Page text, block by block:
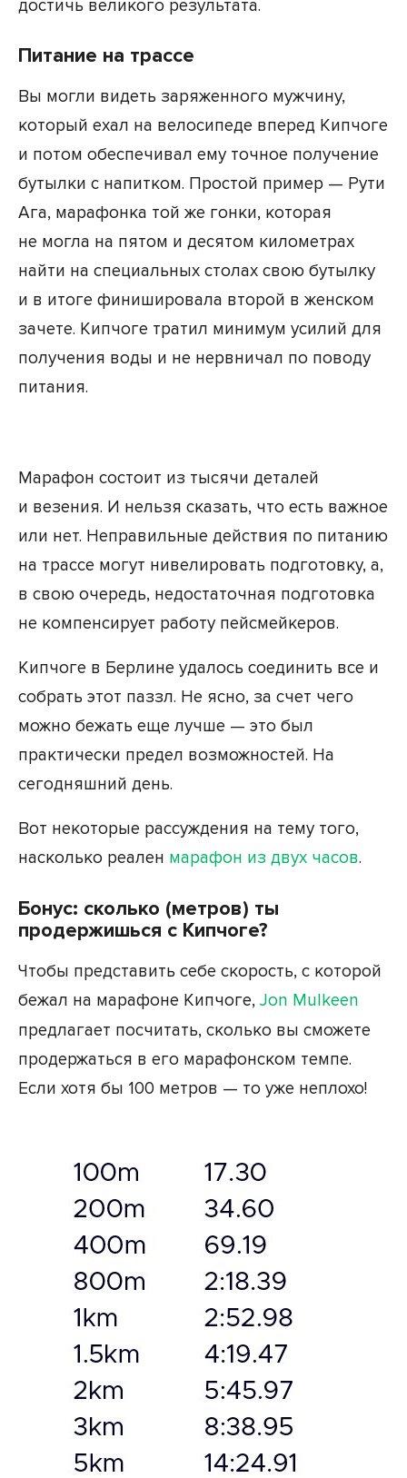
достичь великого результата.
Питание на трассе
Вы могли видеть заряженного мужчину,
который ехал на велосипеде вперед Кипчоге
и потом обеспечивал ему точное получение
бутылки с напитком. Простой пример — Рути
Ага, марафонка той же гонки, которая
не могла на пятом и десятом километрах
найти на специальных столах свою бутылку
и в итоге финишировала второй в женском
зачете. Кипчоге тратил минимум усилий для
получения воды и не нервничал по поводу
питания.
Марафон состоит из тысячи деталей
и везения. И нельзя сказать, что есть важное
или нет. Неправильные действия по питанию
на трассе могут нивелировать подготовку, а,
в свою очередь, недостаточная подготовка
не компенсирует работу пейсмейкеров.
Кипчоге в Берлине удалось соединить все и
собрать этот паззл. Не ясно, за счет чего
можно бежать еще лучше — это был
практически предел возможностей. На
сегодняшний день.
Вот некоторые рассуждения на тему того,
насколько реален марафон из двух часов.
Бонус: сколько (метров) ты
продержишься с Кипчоге?
Чтобы представить себе скорость, с которой
бежал на марафоне Кипчоге, Jon Mulkeen
предлагает посчитать, сколько вы сможете
продержаться в его марафонском темпе.
Если хотя бы 100 метров — то уже неплохо!